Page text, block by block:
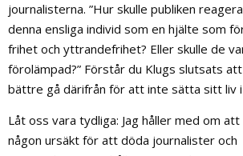
journalisterna. ”Hur skulle publiken
denna ensliga individ som en hjälte som
frihet och yttrandefrihet? Eller skulle de
förolämpad?” Förstår du Klugs slutsats
bättre gå därifrån för att inte sätta sitt liv i
Låt oss vara tydliga: Jag håller med om
någon ursäkt för att döda journalister och